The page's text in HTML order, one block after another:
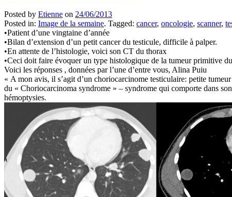
Posted by Etienne on 24/06/2013
Posted in: Image de la semaine. Tagged: cancer, oncologie, scanner,
•Patient d’une vingtaine d’année
•Bilan d’extension d’un petit cancer du testicule, difficile à palper.
•En attente de l’histologie, voici son CT du thorax
•Ceci doit faire évoquer un type histologique de la tumeur primitive
Voici les réponses , données par l’une d’entre vous, Alina Puiu
« A mon avis, il s’agit d’un choriocarcinome testiculaire: petite
du « Choriocarcinoma syndrome » – syndrome qui comporte dans
hémoptysies.